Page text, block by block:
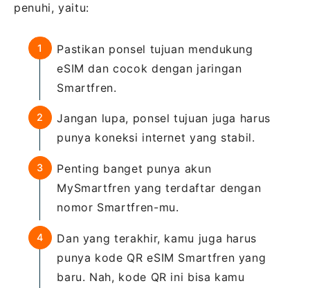
penuhi, yaitu:
Pastikan ponsel tujuan mendukung
eSIM dan cocok dengan jaringan
Smartfren.
Jangan lupa, ponsel tujuan juga harus
punya koneksi internet yang stabil.
Penting banget punya akun
MySmartfren yang terdaftar dengan
nomor Smartfren-mu.
Dan yang terakhir, kamu juga harus
punya kode QR eSIM Smartfren yang
baru. Nah, kode QR ini bisa kamu